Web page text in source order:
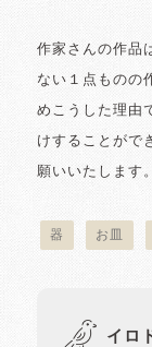
作家さんの作品
ない１点ものの
めこうした理由
けすることがで
願いいたします。
器 お皿
イロ